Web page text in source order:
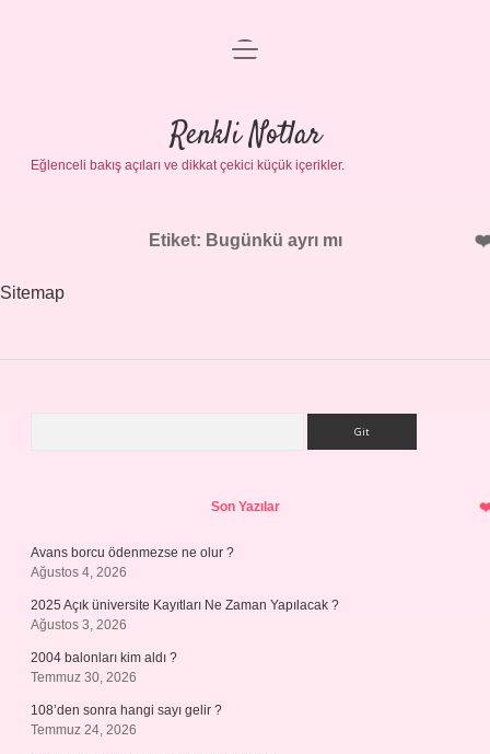
Gizlilik Politikası
Yasal Uyarı
menüyü
Renkli Notlar
Eğlenceli bakış açıları ve dikkat çekici küçük içerikler.
Etiket: Bugünkü ayrı mı
Sitemap
Son Yazılar
Avans borcu ödenmezse ne olur ?
Ağustos 4, 2026
2025 Açık üniversite Kayıtları Ne Zaman Yapılacak ?
Ağustos 3, 2026
2004 balonları kim aldı ?
Temmuz 30, 2026
108’den sonra hangi sayı gelir ?
Temmuz 24, 2026